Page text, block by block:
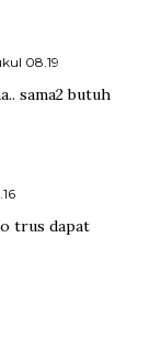
08.19
sama2 butuh
trus dapat